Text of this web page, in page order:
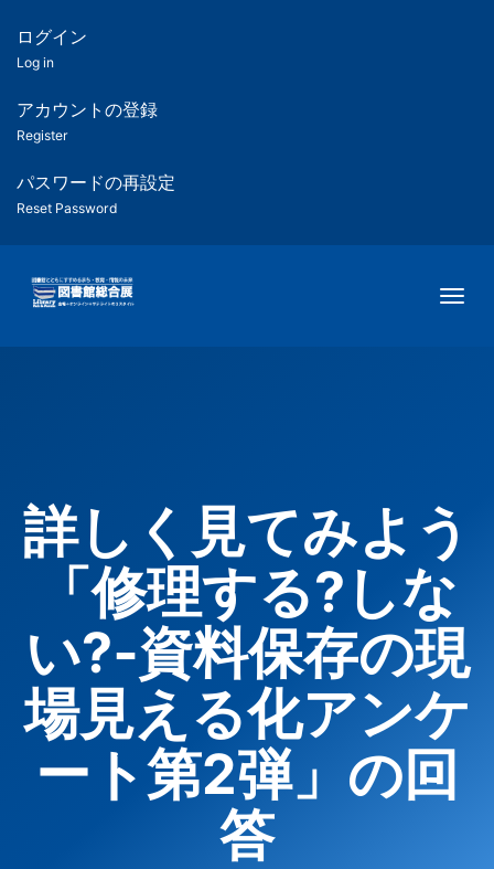
ツ
匿
名
ユ
ー
ー
用
メ
ー
ログイン
Log in
アカウントの登録
Register
パスワードの再設定
Reset Password
詳しく見てみよう
「修理する?しな
い?‐資料保存の現
場見える化アンケ
ート第2弾」の回
答